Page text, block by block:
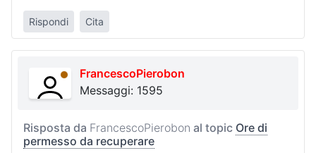
Rispondi Cita
FrancescoPierobon
Messaggi: 1595
Risposta da FrancescoPierobon al topic Ore di
permesso da recuperare